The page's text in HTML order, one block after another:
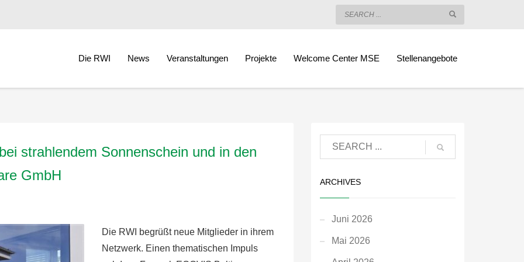
Die RWI News Veranstaltungen Projekte Welcome Center MSE Stellenangebote
strahlendem Sonnenschein und in den
GmbH
Die RWI begrüßt neue Mitglieder in ihrem
Netzwerk. Einen thematischen Impuls
ARCHIVES
Juni 2026
Mai 2026